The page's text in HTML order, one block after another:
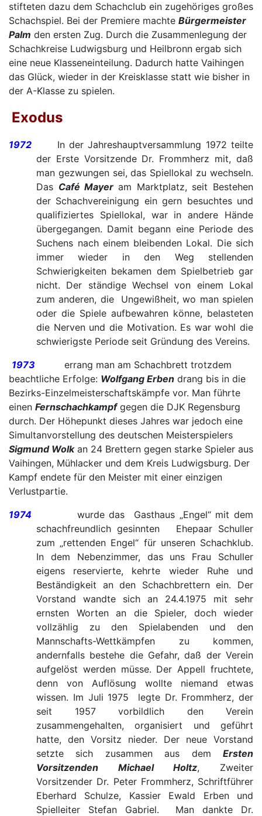
stifteten dazu dem Schachclub ein zugehöriges großes
Schachspiel. Bei der Premiere machte Bürgermeister
Palm den ersten Zug. Durch die Zusammenlegung der
Schachkreise Ludwigsburg und Heilbronn ergab sich
eine neue Klasseneinteilung. Dadurch hatte Vaihingen
das Glück, wieder in der Kreisklasse statt wie bisher in
der A-Klasse zu spielen.
Exodus
1972
In der Jahreshauptversammlung 1972 teilte
der Erste Vorsitzende Dr. Frommherz mit, daß
man gezwungen sei, das Spiellokal zu wechseln.
Das Café Mayer am Marktplatz, seit Bestehen
der Schachvereinigung ein gern besuchtes und
qualifiziertes Spiellokal, war in andere Hände
übergegangen. Damit begann eine Periode des
Suchens nach einem bleibenden Lokal. Die sich
immer wieder in den Weg stellenden
Schwierigkeiten bekamen dem Spielbetrieb gar
nicht. Der ständige Wechsel von einem Lokal
zum anderen, die Ungewißheit, wo man spielen
oder die Spiele aufbewahren könne, belasteten
die Nerven und die Motivation. Es war wohl die
schwierigste Periode seit Gründung des Vereins.
1973
errang man am Schachbrett trotzdem
beachtliche Erfolge: Wolfgang Erben drang bis in die
Bezirks-Einzelmeisterschaftskämpfe vor. Man führte
einen Fernschachkampfgegen die DJK Regensburg
durch. Der Höhepunkt dieses Jahres war jedoch eine
Simultanvorstellung des deutschen Meisterspielers
Sigmund Wolkan 24 Brettern gegen starke Spieler aus
Vaihingen, Mühlacker und dem Kreis Ludwigsburg. Der
Kampf endete für den Meister mit einer einzigen
Verlustpartie.
1974
wurde das Gasthaus „Engel“ mit dem
schachfreundlich gesinnten Ehepaar Schuller
zum „rettenden Engel“ für unseren Schachklub.
In dem Nebenzimmer, das uns Frau Schuller
eigens reservierte, kehrte wieder Ruhe und
Beständigkeit an den Schachbrettern ein. Der
Vorstand wandte sich an 24.4.1975 mit sehr
ernsten Worten an die Spieler, doch wieder
vollzählig zu den Spielabenden und den
Mannschafts-Wettkämpfen zu kommen,
andernfalls bestehe die Gefahr, daß der Verein
aufgelöst werden müsse. Der Appell fruchtete,
denn von Auflösung wollte niemand etwas
wissen. Im Juli 1975 legte Dr. Frommherz, der
seit 1957 vorbildlich den Verein
zusammengehalten, organisiert und geführt
hatte, den Vorsitz nieder. Der neue Vorstand
setzte sich zusammen aus dem Ersten
Vorsitzenden Michael Holtz, Zweiter
Vorsitzender Dr. Peter Frommherz, Schriftführer
Eberhard Schulze, Kassier Ewald Erben und
Spielleiter Stefan Gabriel. Man dankte Dr.